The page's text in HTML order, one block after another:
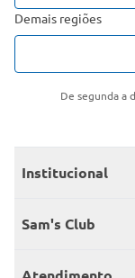
Demais regiões
De segunda a
Institucional
Quem somos
Sam's Club
Seja sócio